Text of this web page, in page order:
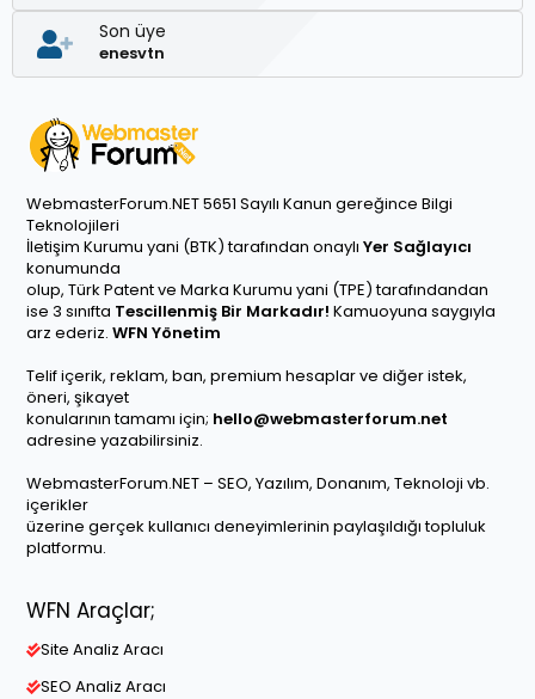
Son üye
enesvtn
WebmasterForum.NET 5651 Sayılı Kanun gereğince Bilgi
Teknolojileri
İletişim Kurumu yani (BTK) tarafından onaylı Yer Sağlayıcı
konumunda
olup, Türk Patent ve Marka Kurumu yani (TPE) tarafındandan
ise 3 sınıfta Tescillenmiş Bir Markadır! Kamuoyuna saygıyla
arz ederiz. WFN Yönetim
Telif içerik, reklam, ban, premium hesaplar ve diğer istek,
öneri, şikayet
konularının tamamı için; hello@webmasterforum.net
adresine yazabilirsiniz.
WebmasterForum.NET – SEO, Yazılım, Donanım, Teknoloji vb.
içerikler
üzerine gerçek kullanıcı deneyimlerinin paylaşıldığı topluluk
platformu.
WFN Araçlar;
Site Analiz Aracı
SEO Analiz Aracı